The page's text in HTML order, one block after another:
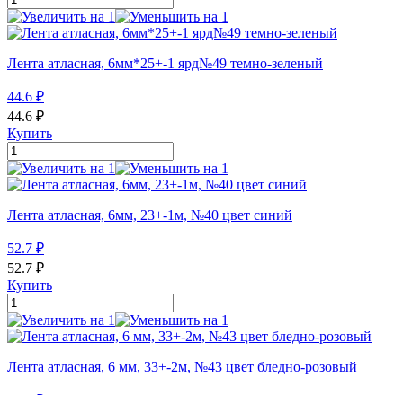
Лента атласная, 6мм*25+-1 ярд№49 темно-зеленый
44.6 ₽
44.6 ₽
Купить
Лента атласная, 6мм, 23+-1м, №40 цвет синий
52.7 ₽
52.7 ₽
Купить
Лента атласная, 6 мм, 33+-2м, №43 цвет бледно-розовый